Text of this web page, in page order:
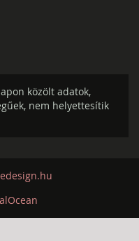
közölt adatok,
nem helyettesítik